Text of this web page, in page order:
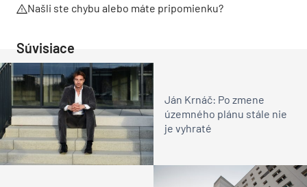
Našli ste chybu alebo máte pripomienku?
Súvisiace
Ján Krnáč: Po zmene
územného plánu stále nie
je vyhraté